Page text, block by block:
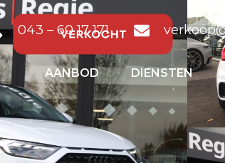
043 – 60 17 171
AANBOD DIENSTEN